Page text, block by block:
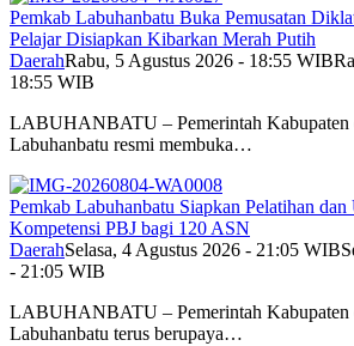
Pemkab Labuhanbatu Buka Pemusatan
Pelajar Disiapkan Kibarkan Merah Putih
DaerahRabu, 5 Agustus 2026 - 18:55 WIB
18:55 WIB
LABUHANBATU – Pemerintah Kabupaten
Labuhanbatu resmi membuka…
Pemkab Labuhanbatu Siapkan Pelatihan
Kompetensi PBJ bagi 120 ASN
DaerahSelasa, 4 Agustus 2026 - 21:05 WIB
- 21:05 WIB
LABUHANBATU – Pemerintah Kabupaten
Labuhanbatu terus berupaya…